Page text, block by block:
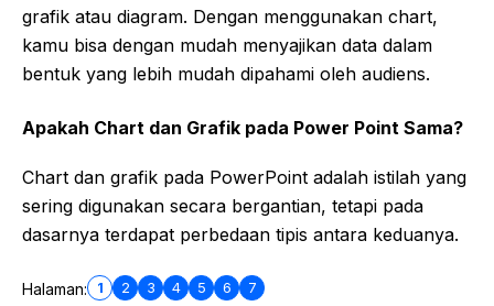
grafik atau diagram. Dengan menggunakan chart,
kamu bisa dengan mudah menyajikan data dalam
bentuk yang lebih mudah dipahami oleh audiens.
Apakah Chart dan Grafik pada Power Point Sama?
Chart dan grafik pada PowerPoint adalah istilah yang
sering digunakan secara bergantian, tetapi pada
dasarnya terdapat perbedaan tipis antara keduanya.
Halaman: 1 2 3 4 5 6 7